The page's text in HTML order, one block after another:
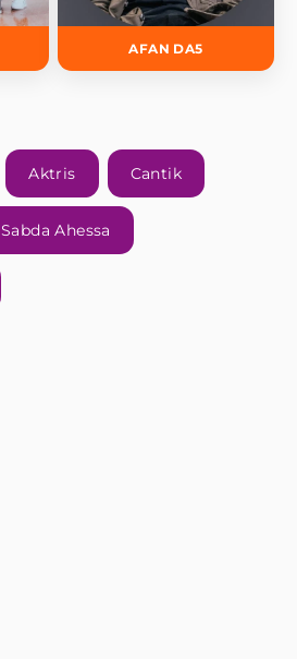
AFAN DA5
Aktris Cantik
Sabda Ahessa